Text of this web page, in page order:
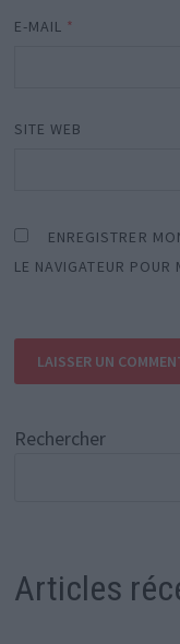
E-MAIL *
SITE WEB
ENREGISTRER
LE NAVIGATEUR POUR
Rechercher
Articles